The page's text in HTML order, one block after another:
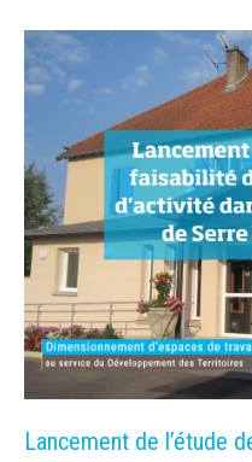
Lancement de l’étude